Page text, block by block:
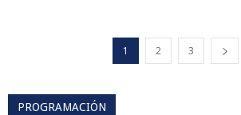
1 2 3
PROGRAMACIÓN